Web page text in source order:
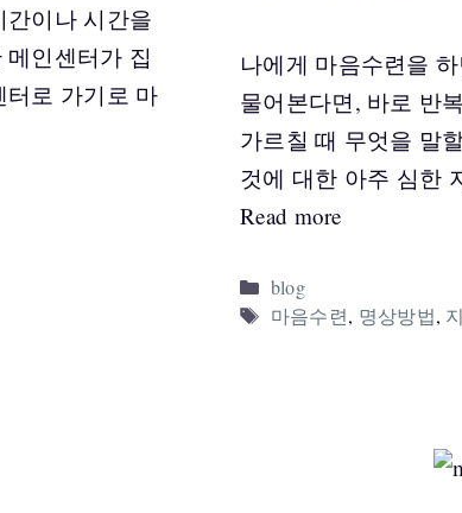
이나 시간을
인센터가 집
로 가기로 마
나에게 마음수련을
물어본다면, 바로 반
가르칠 때 무엇을 말
것에 대한 아주 심한
Read more
Categories
blog
Tags
마음수련, 명상방법,